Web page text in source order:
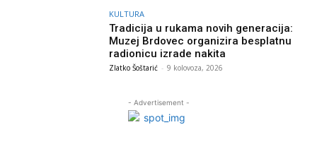
KULTURA
Tradicija u rukama novih generacija:
Muzej Brdovec organizira besplatnu
radionicu izrade nakita
Zlatko Šoštarić - 9 kolovoza, 2026
- Advertisement -